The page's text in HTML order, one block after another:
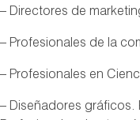
– Directores de
– Profesionales de la
– Profesionales en
– Diseñadores gráficos.